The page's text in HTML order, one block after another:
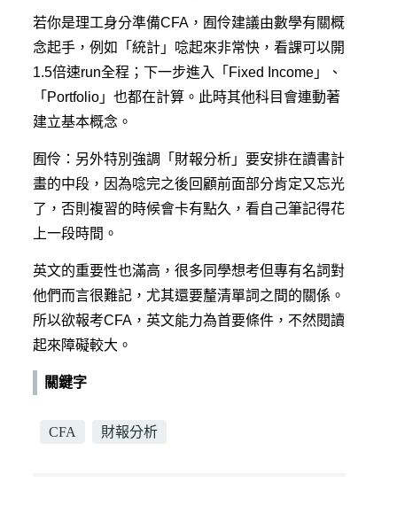
若你是理工身分準備CFA，囿伶建議由數學有關概
念起手，例如「統計」唸起來非常快，看課可以開
1.5倍速run全程；下一步進入「Fixed Income」、
「Portfolio」也都在計算。此時其他科目會連動著
建立基本概念。
囿伶：另外特別強調「財報分析」要安排在讀書計
畫的中段，因為唸完之後回顧前面部分肯定又忘光
了，否則複習的時候會卡有點久，看自己筆記得花
上一段時間。
英文的重要性也滿高，很多同學想考但專有名詞對
他們而言很難記，尤其還要釐清單詞之間的關係。
所以欲報考CFA，英文能力為首要條件，不然閱讀
起來障礙較大。
關鍵字
CFA 財報分析